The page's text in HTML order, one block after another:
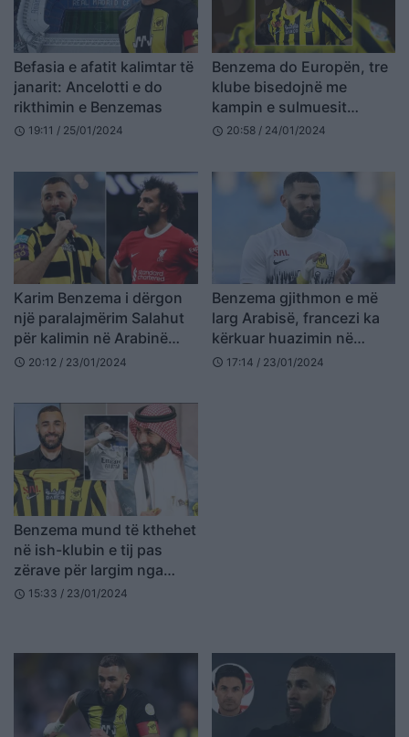
Befasia e afatit kalimtar të
janarit: Ancelotti e do
rikthimin e Benzemas
schedule 19:11 / 25/01/2024
Benzema do Europën, tre
klube bisedojnë me
kampin e sulmuesit
francez
schedule 20:58 / 24/01/2024
Karim Benzema i dërgon
një paralajmërim Salahut
për kalimin në Arabinë
Saudite
schedule 20:12 / 23/01/2024
Benzema gjithmon e më
larg Arabisë, francezi ka
kërkuar huazimin në
Europë
schedule 17:14 / 23/01/2024
Benzema mund të kthehet
në ish-klubin e tij pas
zërave për largim nga
Arabia Saudite
schedule 15:33 / 23/01/2024